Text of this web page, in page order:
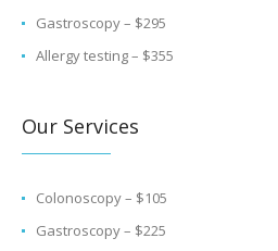
Gastroscopy – $295
Allergy testing – $355
Our Services
Colonoscopy – $105
Gastroscopy – $225